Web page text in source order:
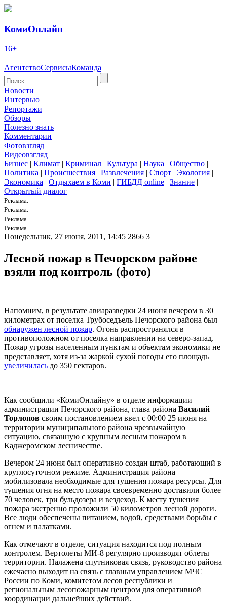
КомиОнлайн
16+
АгентствоСервисыКоманда
Новости
Интервью
Репортажи
Обзоры
Полезно знать
Комментарии
Фотовзгляд
Видеовзгляд
Бизнес | Климат | Криминал | Культура | Наука | Общество |
Политика | Происшествия | Развлечения | Спорт | Экология |
Экономика | Отдыхаем в Коми | ГИБДД online | Знание |
Открытый диалог
Реклама.
Реклама.
Реклама.
Реклама.
Понедельник, 27 июня, 2011, 14:45 2866 3
Лесной пожар в Печорском районе
взяли под контроль (фото)
Напомним, в результате авиаразведки 24 июня вечером в 30
километрах от поселка Трубоседъель Печорского района был
обнаружен лесной пожар. Огонь распространялся в
противоположном от поселка направлении на северо-запад.
Пожар угрозы населенным пунктам и объектам экономики не
представляет, хотя из-за жаркой сухой погоды его площадь
увеличилась до 350 гектаров.
Как сообщили «КомиОнлайну» в отделе информации
администрации Печорского района, глава района Василий
Торлопов своим постановлением ввел с 00:00 25 июня на
территории муниципального района чрезвычайную
ситуацию, связанную с крупным лесным пожаром в
Каджеромском лесничестве.
Вечером 24 июня был оперативно создан штаб, работающий в
круглосуточном режиме. Администрация района
мобилизовала необходимые для тушения пожара ресурсы. Для
тушения огня на место пожара своевременно доставили более
70 человек, три бульдозера и вездеход. К месту тушения
пожара экстренно проложили 50 километров лесной дороги.
Все люди обеспечены питанием, водой, средствами борьбы с
огнем и палатками.
Как отмечают в отделе, ситуация находится под полным
контролем. Вертолеты МИ-8 регулярно производят облеты
территории. Налажена спутниковая связь, руководство района
ежечасно выходит на связь с главным управлением МЧС
России по Коми, комитетом лесов республики и
региональным лесопожарным центром для оперативной
координации дальнейших действий.